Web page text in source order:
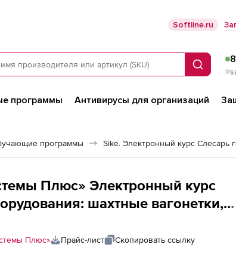
Softline.ru
Поиск
программы Антивирусы для организаций
программы
Плюс» Электронный курс
шахтные вагонетки,
Плюс» Прайс-лист Скопировать ссылку